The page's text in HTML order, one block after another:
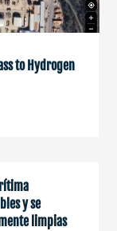
to Hydrogen
y se
limpias